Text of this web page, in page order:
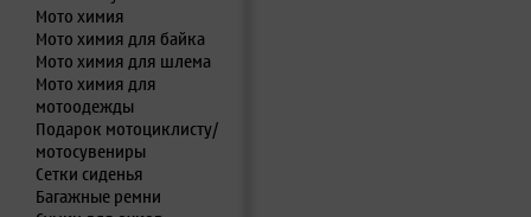
Мото химия
Мото химия для байка
Мото химия для шлема
Мото химия для
мотоодежды
Подарок мотоциклисту/
мотосувениры
Сетки сиденья
Багажные ремни